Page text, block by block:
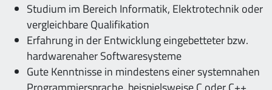
Studium im Bereich Informatik, Elektrotechnik oder
vergleichbare Qualifikation
Erfahrung in der Entwicklung eingebetteter bzw.
hardwarenaher Softwaresysteme
Gute Kenntnisse in mindestens einer systemnahen